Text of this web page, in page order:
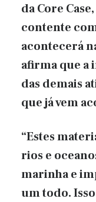
da Core
contente
acontecerá
afirma que a
das demais
que já vem
“Estes
rios e
marinha e
um todo.